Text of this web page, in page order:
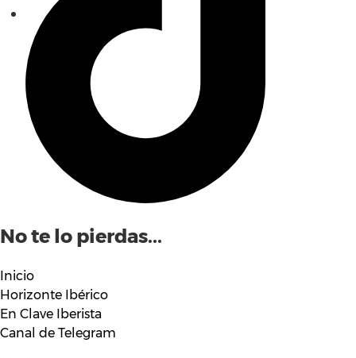
No te lo pierdas...
Inicio
Horizonte Ibérico
En Clave Iberista
Canal de Telegram